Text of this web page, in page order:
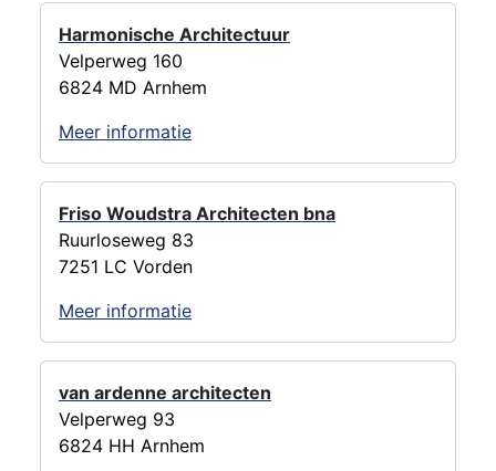
Harmonische Architectuur
Velperweg 160
6824 MD Arnhem
Meer informatie
Friso Woudstra Architecten bna
Ruurloseweg 83
7251 LC Vorden
Meer informatie
van ardenne architecten
Velperweg 93
6824 HH Arnhem